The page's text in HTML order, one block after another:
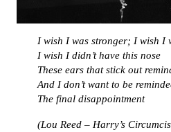
I wish I was stronger; I wish I
I wish I didn’t have this nose
These ears that stick out
And I don’t want to be
The final disappointment
(Lou Reed – Harry’s